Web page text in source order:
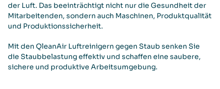
der Luft. Das beeinträchtigt nicht nur die Gesundheit der
Mitarbeitenden, sondern auch Maschinen, Produktqualität
und Produktionssicherheit.
Mit den QleanAir Luftreinigern gegen Staub senken Sie
die Staubbelastung effektiv und schaffen eine saubere,
sichere und produktive Arbeitsumgebung.